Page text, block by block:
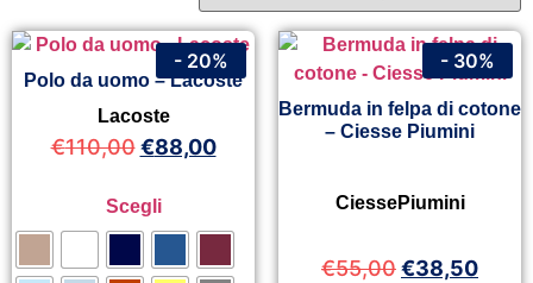
Polo da uomo – Lacoste
Lacoste
€110,00 €88,00
Scegli
- 20%
Bermuda in felpa di cotone
– Ciesse Piumini
CiessePiumini
€55,00€38,50
- 30%